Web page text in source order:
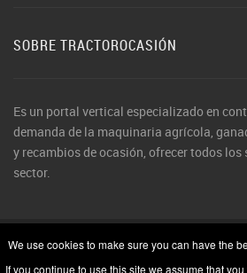
SOBRE TRACTOROCASIÓN
Es un portal vertical especializado en
demanda de la maquinaria agrícola,
y recambios de ocasión, ofrecer todos
sector.
© 2026 TractorOcasión. Todos los derechos
We use cookies to make sure you can have the
If you continue to use this site we assume that